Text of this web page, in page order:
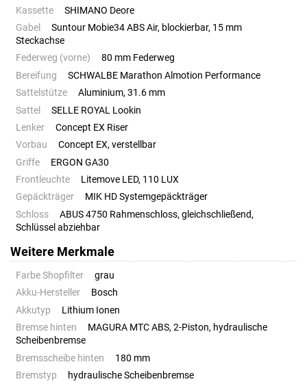
Kassette
SHIMANO Deore
Gabel
Suntour Mobie34 ABS Air, blockierbar, 15 mm
Steckachse
Federweg (vorne)
80 mm Federweg
Bereifung
SCHWALBE Marathon Almotion Performance
Sattelstütze
Aluminium, 31.6 mm
Sattel
SELLE ROYAL Lookin
Lenker
Concept EX Riser
Vorbau
Concept EX, verstellbar
Griffe
ERGON GA30
Frontleuchte
Litemove LED, 110 LUX
Gepäckträger
MIK HD Systemgepäckträger
Schloss
ABUS 4750 Rahmenschloss, gleichschließend,
Schlüssel abziehbar
Weitere Merkmale
Farbe Shopfilter
grau
Akku-Hersteller
Bosch
Akkutyp
Lithium Ionen
Bremse hinten
MAGURA MTC ABS, 2-Piston, hydraulische
Scheibenbremse
Bremsscheibe hinten
180 mm
Bremstyp
hydraulische Scheibenbremse